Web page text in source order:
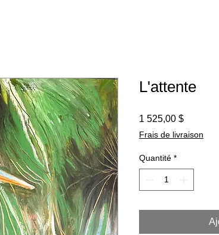
L'attente
1 525,00 $Prix
Frais de livraison
Quantité *